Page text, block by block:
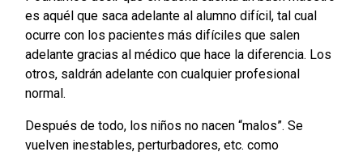
es aquél que saca adelante al alumno difícil, tal cual
ocurre con los pacientes más difíciles que salen
adelante gracias al médico que hace la diferencia. Los
otros, saldrán adelante con cualquier profesional
normal.
Después de todo, los niños no nacen “malos”. Se
vuelven inestables, perturbadores, etc. como